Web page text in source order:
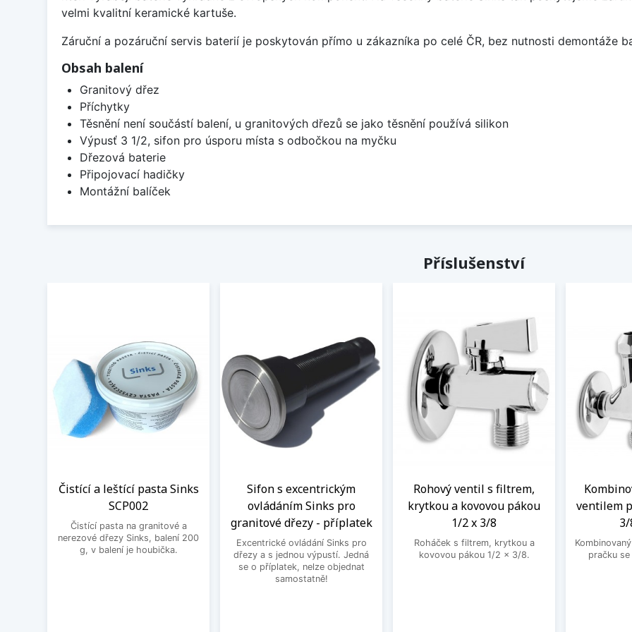
velmi kvalitní keramické kartuše.
Záruční a pozáruční servis baterií je poskytován přímo u zákazníka po celé ČR, bez nutnosti demontáže
Obsah balení
Granitový dřez
Příchytky
Těsnění není součástí balení, u granitových dřezů se jako těsnění používá silikon
Výpusť 3 1/2, sifon pro úsporu místa s odbočkou na myčku
Dřezová baterie
Připojovací hadičky
Montážní balíček
Příslušenství
Čistící a leštící pasta Sinks
SCP002
Čistící pasta na granitové a
nerezové dřezy Sinks, balení 200
g, v balení je houbička.
Sifon s excentrickým
ovládáním Sinks pro
granitové dřezy - příplatek
Excentrické ovládání Sinks pro
dřezy a s jednou výpustí. Jedná
se o příplatek, nelze objednat
samostatně!
Rohový ventil s filtrem,
krytkou a kovovou pákou
1/2 x 3/8
Roháček s filtrem, krytkou a
kovovou pákou 1/2 x 3/8.
ventilem
pračku